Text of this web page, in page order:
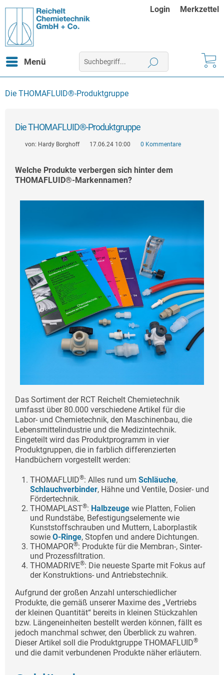
Login Merkzettel
Menü
Die THOMAFLUID®-Produktgruppe
Die THOMAFLUID®-Produktgruppe
von: Hardy Borghoff 17.06.24 10:00 0 Kommentare
Welche Produkte verbergen sich hinter dem
THOMAFLUID®-Markennamen?
Das Sortiment der RCT Reichelt Chemietechnik
umfasst über 80.000 verschiedene Artikel für die
Labor- und Chemietechnik, den Maschinenbau, die
Lebensmittelindustrie und die Medizintechnik.
Eingeteilt wird das Produktprogramm in vier
Produktgruppen, die in farblich differenzierten
Handbüchern vorgestellt werden:
THOMAFLUID®: Alles rund um Schläuche,
Schlauchverbinder, Hähne und Ventile, Dosier- und
Fördertechnik.
THOMAPLAST®: Halbzeuge wie Platten, Folien
und Rundstäbe, Befestigungselemente wie
Kunststoffschrauben und Muttern, Laborplastik
sowie O-Ringe, Stopfen und andere Dichtungen.
THOMAPOR®: Produkte für die Membran-, Sinter-
und Prozessfiltration.
THOMADRIVE®: Die neueste Sparte mit Fokus auf
der Konstruktions- und Antriebstechnik.
Aufgrund der großen Anzahl unterschiedlicher
Produkte, die gemäß unserer Maxime des „Vertriebs
der kleinen Quantität“ bereits in kleinen Stückzahlen
bzw. Längeneinheiten bestellt werden können, fällt es
jedoch manchmal schwer, den Überblick zu wahren.
Dieser Artikel soll die Produktgruppe THOMAFLUID®
und die damit verbundenen Produkte näher erläutern.